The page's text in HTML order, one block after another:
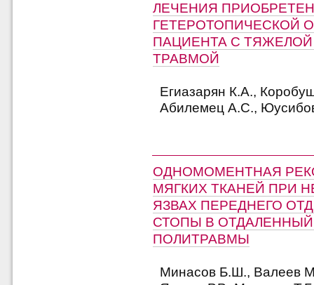
ЛЕЧЕНИЯ
ГЕТЕРОТОПИЧЕСКОЙ
ПАЦИЕНТА С
ТРАВМОЙ
Егиазарян К.А.,
Абилемец А.С.,
ОДНОМОМЕНТНАЯ
МЯГКИХ ТКАНЕЙ ПРИ
ЯЗВАХ ПЕРЕДНЕГО
СТОПЫ В
ПОЛИТРАВМЫ
Минасов Б.Ш., Валеев